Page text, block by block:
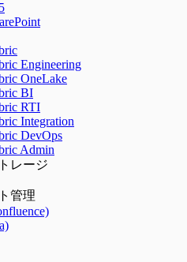
Engineering
OneLake
BI
RTI
Integration
DevOps
Admin
レージ
管理